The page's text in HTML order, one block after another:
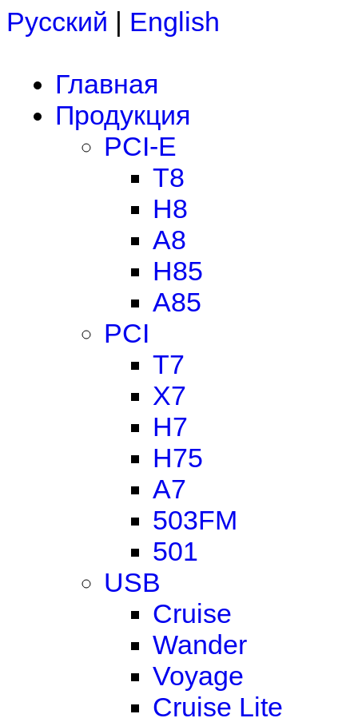
Русский | English
Главная
Продукция
PCI-E
T8
H8
A8
H85
A85
PCI
T7
X7
H7
H75
A7
503FM
501
USB
Cruise
Wander
Voyage
Cruise Lite